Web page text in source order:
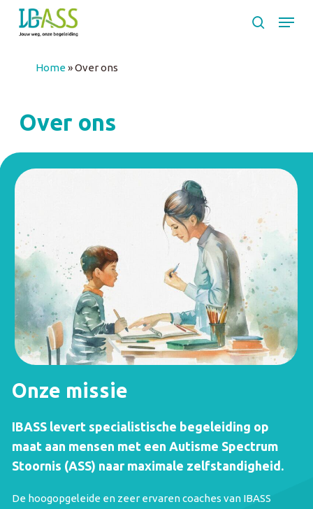
Skip
search
Menu
Home»Over ons
Over ons
Onze missie
IBASS levert specialistische begeleiding op
maat aan mensen met een Autisme Spectrum
Stoornis (ASS) naar maximale zelfstandigheid.
De hoogopgeleide en zeer ervaren coaches van IBASS